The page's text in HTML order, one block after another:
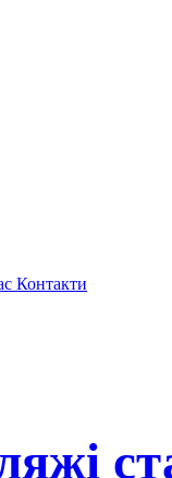
Контакти